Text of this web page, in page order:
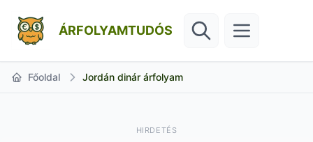
ÁRFOLYAMTUDÓS
Főoldal Jordán dinár árfolyam
HIRDETÉS